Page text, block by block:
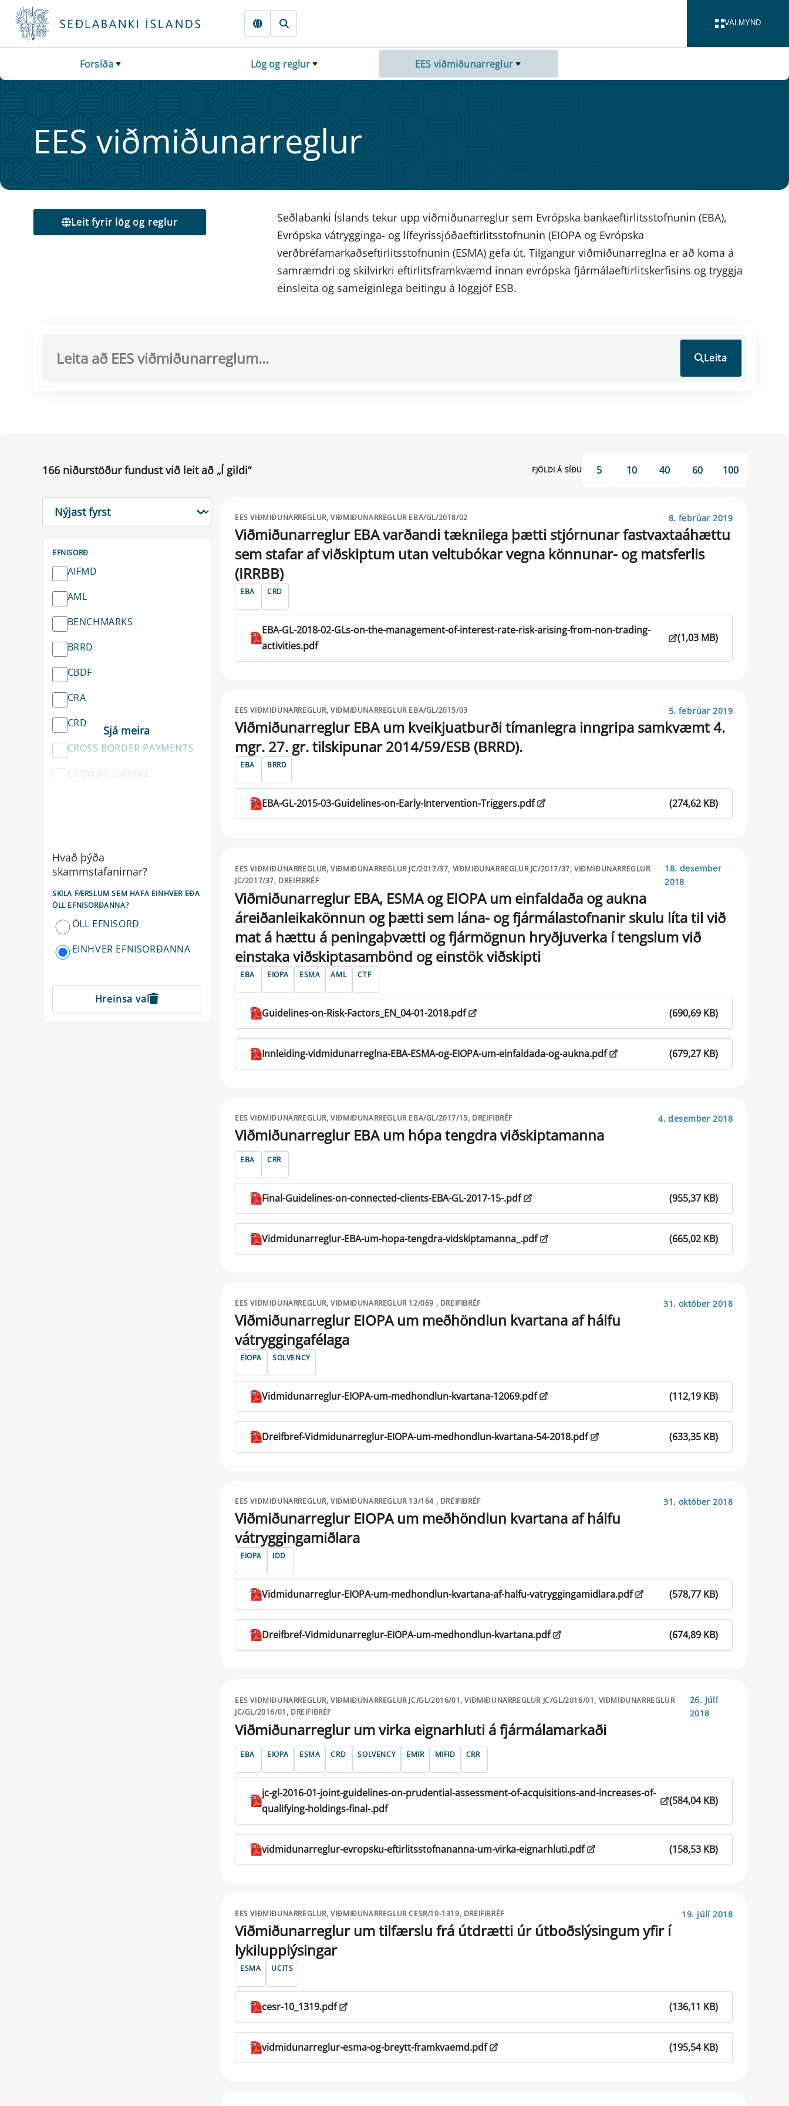
Fara beint í Meginmál
VALMYND
Forsíða Lög og reglur EES viðmiðunarreglur
EES viðmiðun­ar­regl­ur
Leit fyrir lög og reglur
Seðlabanki Íslands tekur upp viðmiðunarreglur sem Evrópska bankaeftirlitsstofnunin (EBA),
Evrópska vátrygginga- og lífeyrissjóðaeftirlitsstofnunin (EIOPA og Evrópska
verðbréfamarkaðseftirlitsstofnunin (ESMA) gefa út. Tilgangur viðmiðunarreglna er að koma á
samræmdri og skilvirkri eftirlitsframkvæmd innan evrópska fjármálaeftirlitskerfisins og tryggja
einsleita og sameiginlega beitingu á löggjöf ESB.
Leita
166 niðurstöður fundust við leit að „Í gildi“ FJÖLDI Á SÍÐU 5 10 40 60 100
RÖÐUN
EFNISORÐ
AIFMD
AML
BENCHMARKS
BRRD
CBDF
CRA
CRD
CROSS BORDER PAYMENTS
CROWDFUNDING
DLT
DORA
EBA
EIOPA
ESAP
Hvað þýða
skammstafanirnar?
SKILA FÆRSLUM SEM HAFA EINHVER EÐA
ÖLL EFNISORÐANNA?
ÖLL EFNISORÐ
EINHVER EFNISORÐANNA
Hreinsa val
EES VIÐMIÐUNARREGLUR, VIÐMIÐUNARREGLUR EBA/GL/2018/02 8. febrúar 2019
Viðmiðunarreglur EBA varðandi tæknilega þætti stjórnunar fastvaxtaáhættu
sem stafar af viðskiptum utan veltubókar vegna könnunar- og matsferlis
(IRRBB)
EBA CRD
EBA-GL-2018-02-GLs-on-the-management-of-interest-rate-risk-arising-from-non-trading-
activities.pdf
(1,03 MB)
EES VIÐMIÐUNARREGLUR, VIÐMIÐUNARREGLUR EBA/GL/2015/03 5. febrúar 2019
Viðmiðunarreglur EBA um kveikjuatburði tímanlegra inngripa samkvæmt 4.
mgr. 27. gr. tilskipunar 2014/59/ESB (BRRD).
EBA BRRD
EBA-GL-2015-03-Guidelines-on-Early-Intervention-Triggers.pdf (274,62 KB)
EES VIÐMIÐUNARREGLUR, VIÐMIÐUNARREGLUR JC/2017/37, VIÐMIÐUNARREGLUR JC/2017/37, VIÐMIÐUNARREGLUR
JC/2017/37, DREIFIBRÉF
18. desember
2018
Viðmiðunarreglur EBA, ESMA og EIOPA um einfaldaða og aukna
áreiðanleikakönnun og þætti sem lána- og fjármálastofnanir skulu líta til við
mat á hættu á peningaþvætti og fjármögnun hryðjuverka í tengslum við
einstaka viðskiptasambönd og einstök viðskipti
EBA EIOPA ESMA AML CTF
Guidelines-on-Risk-Factors_EN_04-01-2018.pdf (690,69 KB)
Innleiding-vidmidunarreglna-EBA-ESMA-og-EIOPA-um-einfaldada-og-aukna.pdf (679,27 KB)
EES VIÐMIÐUNARREGLUR, VIÐMIÐUNARREGLUR EBA/GL/2017/15, DREIFIBRÉF 4. desember 2018
Viðmiðunarreglur EBA um hópa tengdra viðskiptamanna
EBA CRR
Final-Guidelines-on-connected-clients-EBA-GL-2017-15-.pdf (955,37 KB)
Vidmidunarreglur-EBA-um-hopa-tengdra-vidskiptamanna_.pdf (665,02 KB)
EES VIÐMIÐUNARREGLUR, VIÐMIÐUNARREGLUR 12/069 , DREIFIBRÉF 31. október 2018
Viðmiðunarreglur EIOPA um meðhöndlun kvartana af hálfu
vátryggingafélaga
EIOPA SOLVENCY
Vidmidunarreglur-EIOPA-um-medhondlun-kvartana-12069.pdf (112,19 KB)
Dreifbref-Vidmidunarreglur-EIOPA-um-medhondlun-kvartana-54-2018.pdf (633,35 KB)
EES VIÐMIÐUNARREGLUR, VIÐMIÐUNARREGLUR 13/164 , DREIFIBRÉF 31. október 2018
Viðmiðunarreglur EIOPA um meðhöndlun kvartana af hálfu
vátryggingamiðlara
EIOPA IDD
Vidmidunarreglur-EIOPA-um-medhondlun-kvartana-af-halfu-vatryggingamidlara.pdf (578,77 KB)
Dreifbref-Vidmidunarreglur-EIOPA-um-medhondlun-kvartana.pdf (674,89 KB)
EES VIÐMIÐUNARREGLUR, VIÐMIÐUNARREGLUR JC/GL/2016/01, VIÐMIÐUNARREGLUR JC/GL/2016/01, VIÐMIÐUNARREGLUR
JC/GL/2016/01, DREIFIBRÉF
26. júlí
2018
Viðmiðunarreglur um virka eignarhluti á fjármálamarkaði
EBA EIOPA ESMA CRD SOLVENCY EMIR MIFID CRR
jc-gl-2016-01-joint-guidelines-on-prudential-assessment-of-acquisitions-and-increases-of-
qualifying-holdings-final-.pdf
(584,04 KB)
vidmidunarreglur-evropsku-eftirlitsstofnananna-um-virka-eignarhluti.pdf (158,53 KB)
EES VIÐMIÐUNARREGLUR, VIÐMIÐUNARREGLUR CESR/10-1319, DREIFIBRÉF 19. júlí 2018
Viðmiðunarreglur um tilfærslu frá útdrætti úr útboðslýsingum yfir í
lykilupplýsingar
ESMA UCITS
cesr-10_1319.pdf (136,11 KB)
vidmidunarreglur-esma-og-breytt-framkvaemd.pdf (195,54 KB)